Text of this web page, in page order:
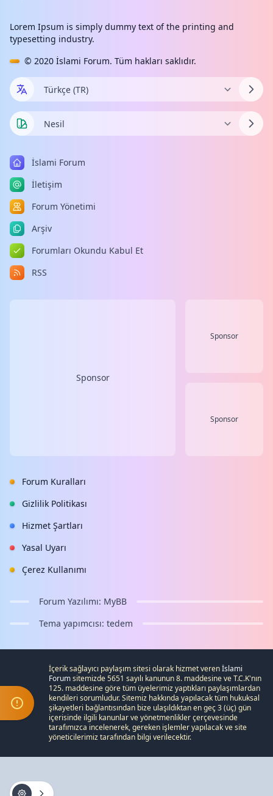
Lorem Ipsum is simply dummy text of the printing and
typesetting industry.
© 2020 İslami Forum. Tüm hakları saklıdır.
İslami Forum
İletişim
Forum Yönetimi
Arşiv
Forumları Okundu Kabul Et
RSS
Sponsor
Sponsor
Sponsor
Forum Kuralları
Gizlilik Politikası
Hizmet Şartları
Yasal Uyarı
Çerez Kullanımı
Forum Yazılımı: MyBB
Tema yapımcısı: tedem
İçerik sağlayıcı paylaşım sitesi olarak hizmet verenİslami
Forumsitemizde 5651 sayılı kanunun 8. maddesine veT.C.K'nın
125. maddesine göre tüm üyelerimiz yaptıkları paylaşımlardan
kendileri sorumludur. Sitemiz hakkında yapılacak tüm hukuksal
şikayetleri bağlantısından bize ulaşıldıktan en geç 3 (üç) gün
içerisinde ilgili kanunlar ve yönetmenlikler çerçevesinde
tarafımızca incelenerek, gereken işlemler yapılacak ve site
yöneticilerimiz tarafından bilgi verilecektir.